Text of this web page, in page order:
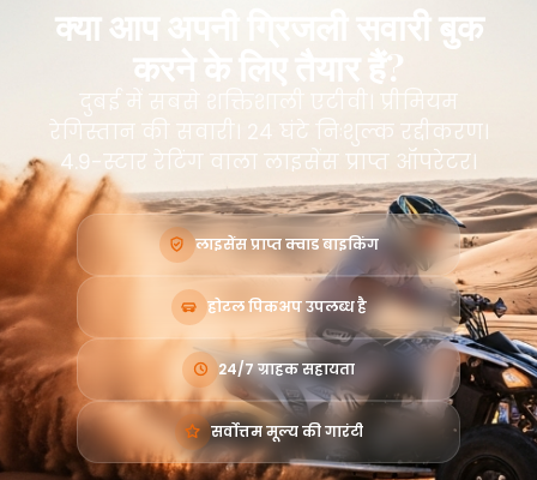
क्या आप अपनी ग्रिजली सवारी बुक
करने के लिए तैयार हैं?
दुबई में सबसे शक्तिशाली एटीवी। प्रीमियम
रेगिस्तान की सवारी। 24 घंटे निःशुल्क रद्दीकरण।
4.9-स्टार रेटिंग वाला लाइसेंस प्राप्त ऑपरेटर।
लाइसेंस प्राप्त क्वाड बाइकिंग
होटल पिकअप उपलब्ध है
24/7 ग्राहक सहायता
सर्वोत्तम मूल्य की गारंटी